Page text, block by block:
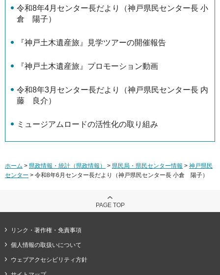
令和8年4月センター長だより（神戸県民センター長 小
倉 陽子）
『神戸土木遺産旅』見学ツアーの開催報告
『神戸土木遺産旅』プロモーション動画
令和8年3月センター長だより（神戸県民センター長 内
藤 良介）
ミュージアムロードの活性化の取り組み
ホーム > 県政情報・統計（県政情報） > 県民局・県民センター情報 > 神戸県民
センター > 令和8年6月センター長だより（神戸県民センター長 小倉 陽子）
PAGE TOP
リンク・著作権・免責事項
個人情報の取扱いについて
ウェブアクセシビリティ方針